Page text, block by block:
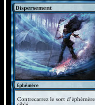
Dispersement